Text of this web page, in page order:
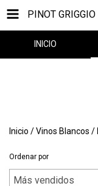
PINOT GRIGGIO
INICIO
Inicio /Vinos Blancos /
Ordenar por